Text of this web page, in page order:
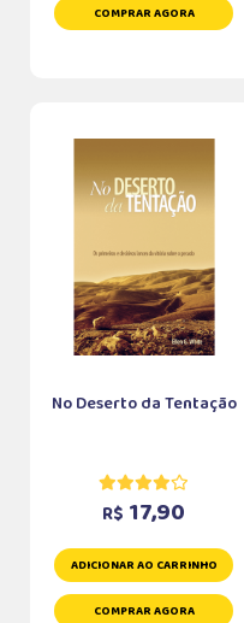
COMPRAR AGORA
No Deserto da Tentação
R$ 17,90
ADICIONAR AO CARRINHO
COMPRAR AGORA